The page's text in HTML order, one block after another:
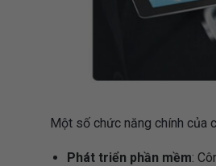
Một số chức năng chính của
Phát triển phần mềm: